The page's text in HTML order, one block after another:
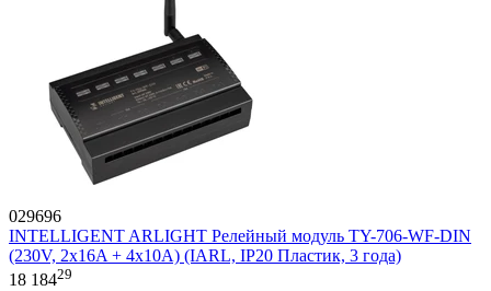
029696
INTELLIGENT ARLIGHT Релейный модуль TY-706-WF-DIN
(230V, 2х16A + 4х10А) (IARL, IP20 Пластик, 3 года)
18 18429